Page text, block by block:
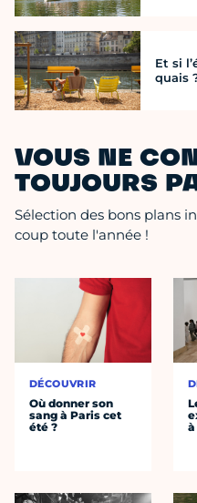
Et si
quais
VOUS NE
TOUJOURS
Sélection des bons plans
coup toute l'année !
DÉCOUVRIR
Où donner son
sang à Paris cet
été ?